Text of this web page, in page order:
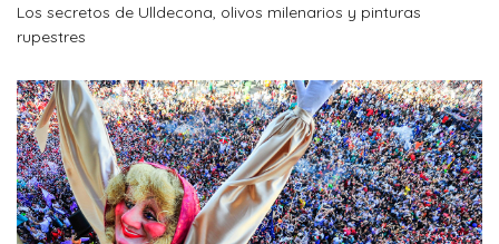
Los secretos de Ulldecona, olivos milenarios y pinturas
rupestres